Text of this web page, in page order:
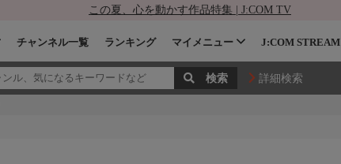
この夏、心を動かす作品特集 | J:COM TV
チャンネル一覧 ランキング マイメニュー J:COM STREAM
詳細検索